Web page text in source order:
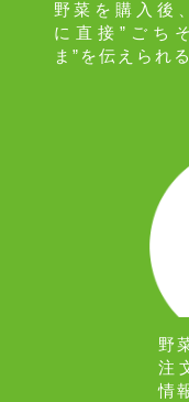
野菜を購入後
に直接”ごち
ま”を伝えられる
野
注
情